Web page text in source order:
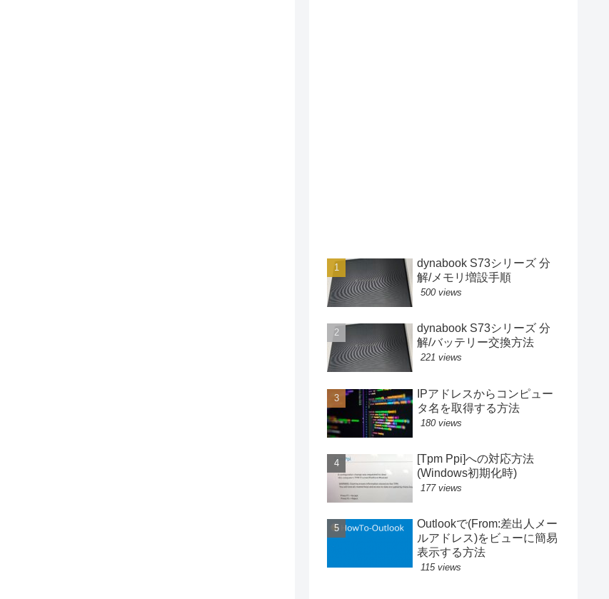
dynabook S73シリーズ 分
解/メモリ増設手順
500 views
dynabook S73シリーズ 分
解/バッテリー交換方法
221 views
IPアドレスからコンピュー
タ名を取得する方法
180 views
[Tpm Ppi]への対応方法
(Windows初期化時)
177 views
Outlookで(From:差出人メー
ルアドレス)をビューに簡易
表示する方法
115 views